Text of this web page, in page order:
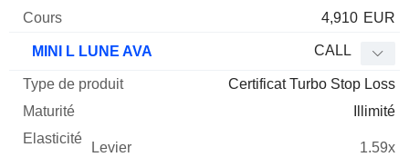
4,910 EUR
MINI L LUNE AVA CALL
Certificat Turbo Stop Loss
Illimité
1.59x